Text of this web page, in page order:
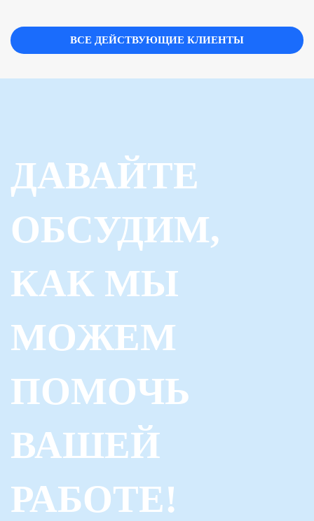
ВСЕ ДЕЙСТВУЮЩИЕ КЛИЕНТЫ
ДАВАЙТЕ
ОБСУДИМ,
КАК МЫ
МОЖЕМ
ПОМОЧЬ
ВАШЕЙ
РАБОТЕ!